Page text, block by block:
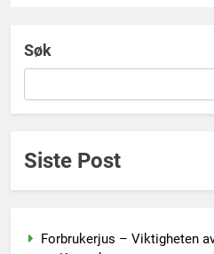
Søk
Siste Post
Forbrukerjus – Viktigheten